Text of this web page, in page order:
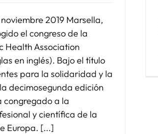
2019 Marsella,
el congreso de la
Health Association
en inglés). Bajo el título
para la solidaridad y la
decimosegunda edición
congregado a la
y científica de la
Europa. [...]